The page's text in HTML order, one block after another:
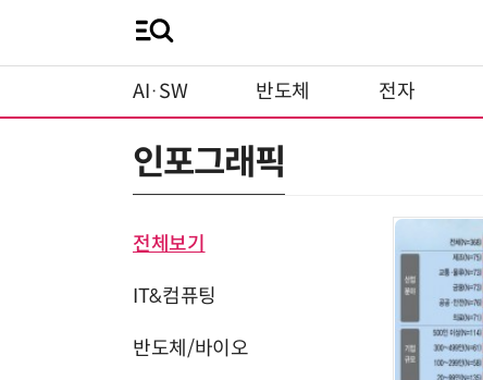
AI·SW 반도체 전자
인포그래픽
전체보기
IT&컴퓨팅
반도체/바이오